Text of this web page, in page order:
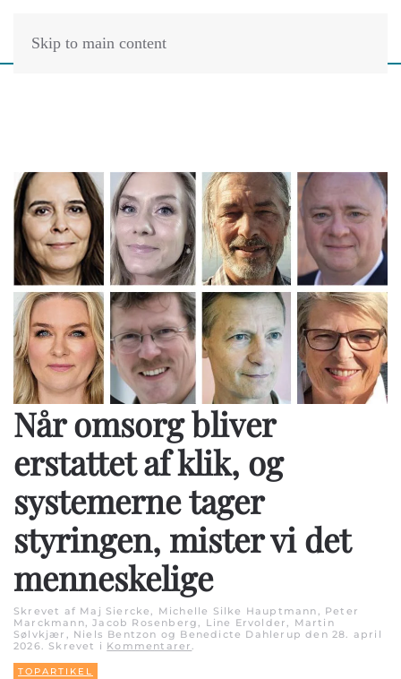
Skip to main content
Når omsorg bliver
erstattet af klik, og
systemerne tager
styringen, mister vi det
menneskelige
Skrevet af Maj Siercke, Michelle Silke Hauptmann, Peter
Marckmann, Jacob Rosenberg, Line Ervolder, Martin
Sølvkjær, Niels Bentzon og Benedicte Dahlerup den28. april
2026. Skrevet i Kommentarer.
TOPARTIKEL